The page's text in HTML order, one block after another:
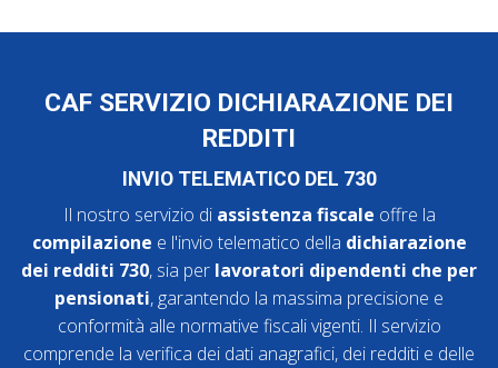
CAF SERVIZIO DICHIARAZIONE DEI
REDDITI
INVIO TELEMATICO DEL 730
Il nostro servizio di assistenza fiscale offre la
compilazione e l'invio telematico della dichiarazione
dei redditi 730, sia per lavoratori dipendenti che per
pensionati, garantendo la massima precisione e
conformità alle normative fiscali vigenti. Il servizio
comprende la verifica dei dati anagrafici, dei redditi e delle